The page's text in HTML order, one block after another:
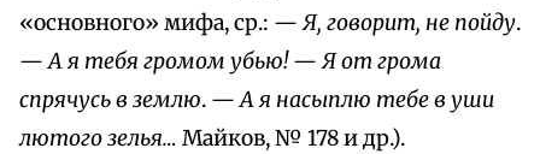
«основного» мифа, ср.: —Я, говорит, не пойду.
—А я тебя громом убью!—Я от грома
спрячусь в землю. —А я насыплю тебе в уши
лютого зелья… Майков, № 178 и др.).